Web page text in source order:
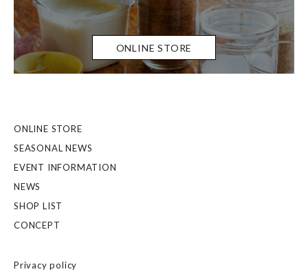
ONLINE STORE
ONLINE STORE
SEASONAL NEWS
EVENT INFORMATION
NEWS
SHOP LIST
CONCEPT
Privacy policy